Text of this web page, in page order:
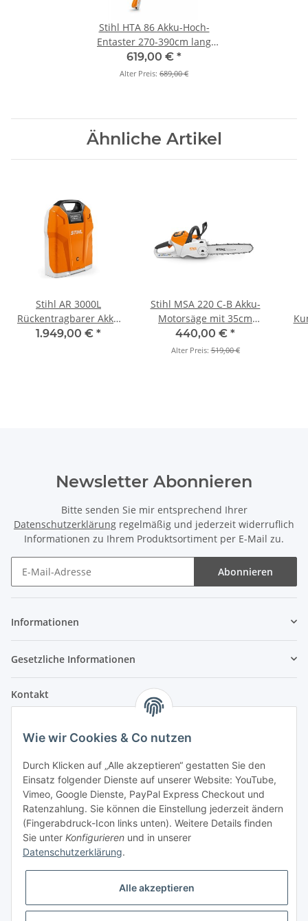
Stihl HTA 86 Akku-Hoch-
Entaster 270-390cm lang
(Grundgerät)
619,00 € *
Alter Preis: 689,00 €
Ähnliche Artikel
Stihl AR 3000L
Rückentragbarer Akku
1.520 Wh (Set)
1.949,00 € *
Stihl MSA 220 C-B Akku-
Motorsäge mit 35cm
(Grundgerät)
440,00 € *
Alter Preis:519,00 €
Newsletter Abonnieren
Bitte senden Sie mir entsprechend Ihrer
Datenschutzerklärung regelmäßig und jederzeit widerruflich
Informationen zu Ihrem Produktsortiment per E-Mail zu.
Abonnieren
Informationen
Gesetzliche Informationen
Kontakt
Im Weiherfeld 10
Montag bis Freitag
Ladengeschäft: 8.00 Uhr - 17.00 Uhr
Werkstatt: 7.30 Uhr - 16.30 Uhr
Samstag
Bezahlvarianten
Wie wir Cookies & Co nutzen
Durch Klicken auf „Alle akzeptieren“ gestatten Sie den
Einsatz folgender Dienste auf unserer Website: YouTube,
Vimeo, Google Dienste, PayPal Express Checkout und
Ratenzahlung. Sie können die Einstellung jederzeit ändern
(Fingerabdruck-Icon links unten). Weitere Details finden
Sie unter Konfigurieren und in unserer
Datenschutzerklärung.
Alle akzeptieren